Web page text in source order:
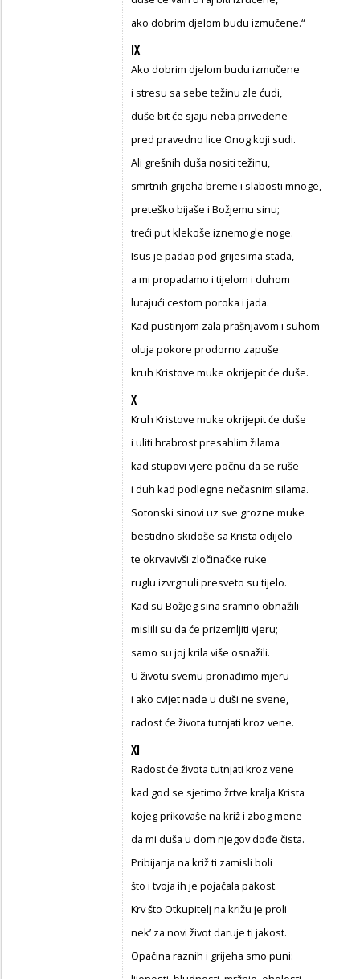
ako dobrim djelom budu izmučene.“
IX
Ako dobrim djelom budu izmučene
i stresu sa sebe težinu zle ćudi,
duše bit će sjaju neba privedene
pred pravedno lice Onog koji sudi.
Ali grešnih duša nositi težinu,
smrtnih grijeha breme i slabosti mnoge,
preteško bijaše i Božjemu sinu;
treći put klekoše iznemogle noge.
Isus je padao pod grijesima stada,
a mi propadamo i tijelom i duhom
lutajući cestom poroka i jada.
Kad pustinjom zala prašnjavom i suhom
oluja pokore prodorno zapuše
kruh Kristove muke okrijepit će duše.
X
Kruh Kristove muke okrijepit će duše
i uliti hrabrost presahlim žilama
kad stupovi vjere počnu da se ruše
i duh kad podlegne nečasnim silama.
Sotonski sinovi uz sve grozne muke
bestidno skidoše sa Krista odijelo
te okrvavivši zločinačke ruke
ruglu izvrgnuli presveto su tijelo.
Kad su Božjeg sina sramno obnažili
mislili su da će prizemljiti vjeru;
samo su joj krila više osnažili.
U životu svemu pronađimo mjeru
i ako cvijet nade u duši ne svene,
radost će života tutnjati kroz vene.
XI
Radost će života tutnjati kroz vene
kad god se sjetimo žrtve kralja Krista
kojeg prikovaše na križ i zbog mene
da mi duša u dom njegov dođe čista.
Pribijanja na križ ti zamisli boli
što i tvoja ih je pojačala pakost.
Krv što Otkupitelj na križu je proli
nek’ za novi život daruje ti jakost.
Opačina raznih i grijeha smo puni: